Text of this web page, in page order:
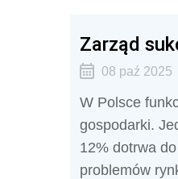
Zarząd
08 paź 2025
W Polsce
gospodarki.
12% dotrwa
problemów